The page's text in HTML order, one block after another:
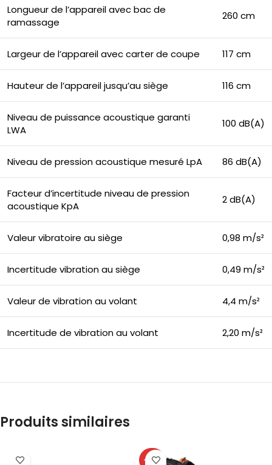
Longueur de l’appareil avec bac de
ramassage
260 cm
Largeur de l’appareil avec carter de coupe 117 cm
Hauteur de l’appareil jusqu’au siège 116 cm
Niveau de puissance acoustique garanti
LWA
100 dB(A)
Niveau de pression acoustique mesuré LpA 86 dB(A)
Facteur d’incertitude niveau de pression
acoustique KpA
2 dB(A)
Valeur vibratoire au siège 0,98 m/s²
Incertitude vibration au siège 0,49 m/s²
Valeur de vibration au volant 4,4 m/s²
Incertitude de vibration au volant 2,20 m/s²
Produits similaires
-27%